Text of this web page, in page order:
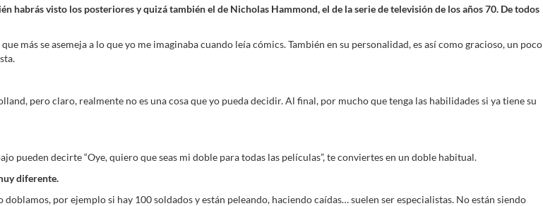
habrás visto los posteriores y quizá también el de Nicholas Hammond, el de la serie de televisión de los años 70. De todos
más se asemeja a lo que yo me imaginaba cuando leía cómics. También en su personalidad, es así como gracioso, un poco
pero claro, realmente no es una cosa que yo pueda decidir. Al final, por mucho que tenga las habilidades si ya tiene su
pueden decirte “Oye, quiero que seas mi doble para todas las películas”, te conviertes en un doble habitual.
diferente.
por ejemplo si hay 100 soldados y están peleando, haciendo caídas… suelen ser especialistas. No están siendo